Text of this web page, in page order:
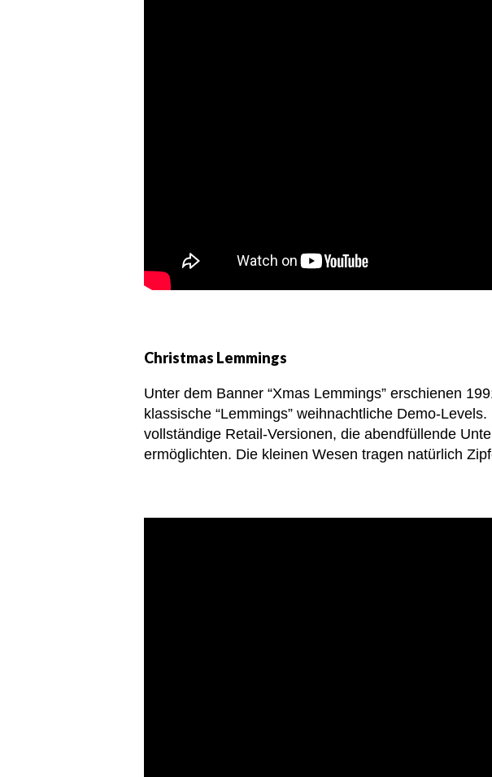
Christmas Lemmings
Unter dem Banner “Xmas Lemmings” erschienen
klassische “Lemmings” weihnachtliche Demo-
vollständige Retail-Versionen, die abendfüllende
ermöglichten. Die kleinen Wesen tragen natürlich